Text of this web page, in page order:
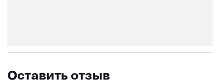
Оставить отзыв